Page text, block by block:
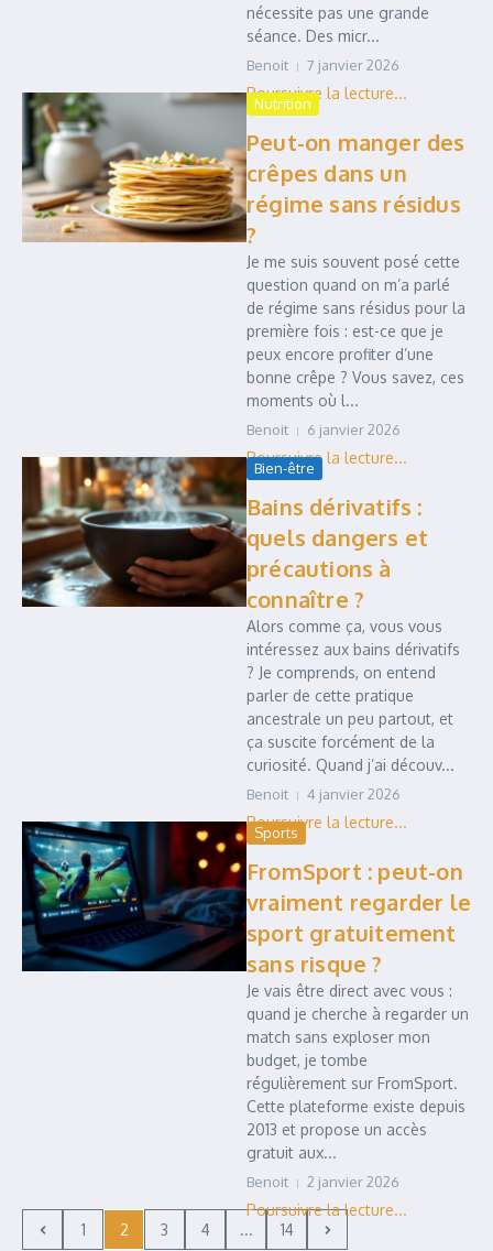
nécessite pas une grande
séance. Des micr...
Benoit 7 janvier 2026
Nutrition
Peut-on manger des
crêpes dans un
régime sans résidus
?
Je me suis souvent posé cette
question quand on m’a parlé
de régime sans résidus pour la
première fois : est-ce que je
peux encore profiter d’une
bonne crêpe ? Vous savez, ces
moments où l...
Benoit 6 janvier 2026
Bien-être
Bains dérivatifs :
quels dangers et
précautions à
connaître ?
Alors comme ça, vous vous
intéressez aux bains dérivatifs
? Je comprends, on entend
parler de cette pratique
ancestrale un peu partout, et
ça suscite forcément de la
curiosité. Quand j’ai découv...
Benoit 4 janvier 2026
Sports
FromSport : peut-on
vraiment regarder le
sport gratuitement
sans risque ?
Je vais être direct avec vous :
quand je cherche à regarder un
match sans exploser mon
budget, je tombe
régulièrement sur FromSport.
Cette plateforme existe depuis
2013 et propose un accès
gratuit aux...
Benoit 2 janvier 2026
1 2 3 4 ... 14